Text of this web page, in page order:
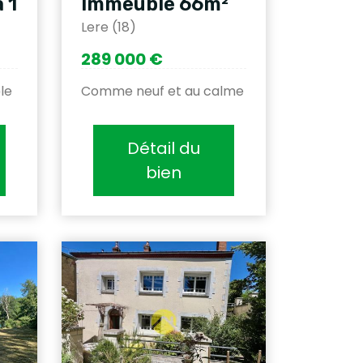
Lere (18)
289 000 €
Comme neuf et au calme
Détail du
bien